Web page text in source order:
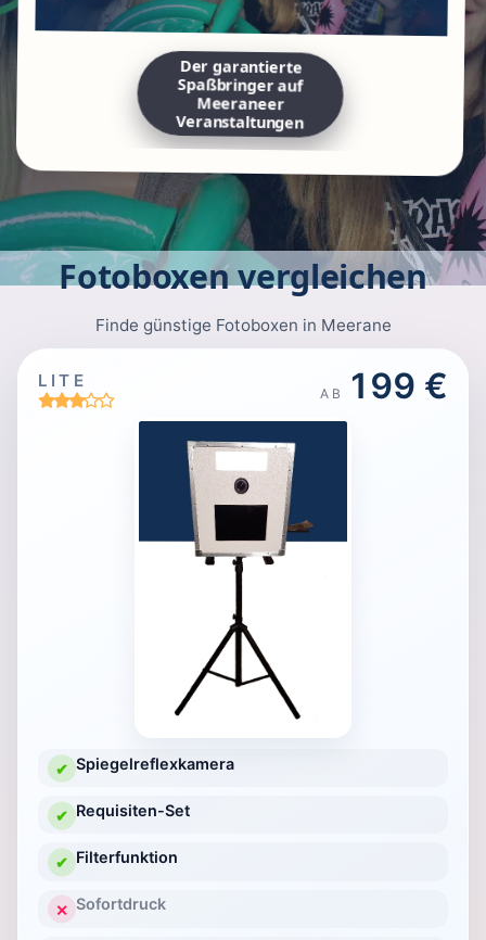
Der garantierte
Spaßbringer auf
Meeraneer
Veranstaltungen
Fotoboxen vergleichen
Finde günstige Fotoboxen in Meerane
LITE
AB 199 €
✔ Spiegelreflexkamera
✔ Requisiten-Set
✔ Filterfunktion
✕ Sofortdruck